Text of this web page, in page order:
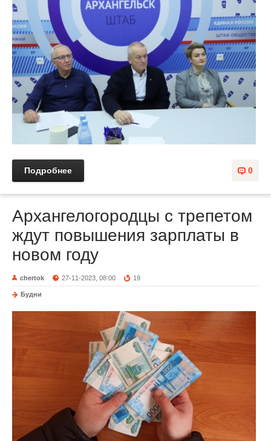
0
Подробнее
Архангелогородцы с трепетом
ждут повышения зарплаты в
новом году
chertok 27-11-2023, 08:00 19
Будни